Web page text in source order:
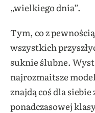
„wielkiego dnia”.
Tym, co z
wszystkich
suknie ślubne.
najrozmaitsze
znajdą coś dla
ponadczasowej